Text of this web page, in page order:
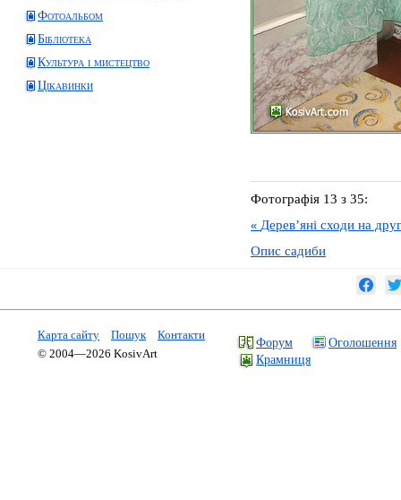
Фотоальбом
Бібліотека
Культура і мистецтво
Цікавинки
Фотографія 13 з 35:
« Дерев’яні сходи на
Опис садиби
Карта сайту Пошук
Контакти
© 2004—2026 KosivArt
Форум
Оголошення
Крамниця